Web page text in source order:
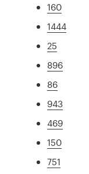
160
1444
25
896
86
943
469
150
751